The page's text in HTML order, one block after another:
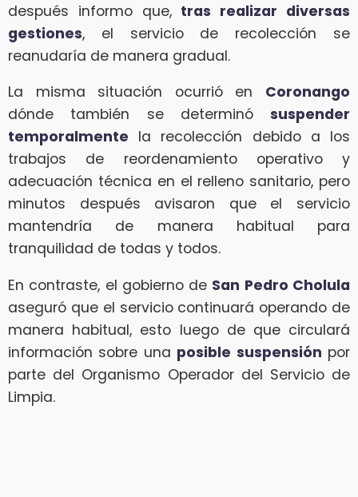
después informo que, tras realizar diversas
gestiones, el servicio de recolección se
reanudaría de manera gradual.
La misma situación ocurrió en Coronango
dónde también se determinó suspender
temporalmente la recolección debido a los
trabajos de reordenamiento operativo y
adecuación técnica en el relleno sanitario, pero
minutos después avisaron que el servicio
mantendría de manera habitual para
tranquilidad de todas y todos.
En contraste, el gobierno de San Pedro Cholula
aseguró que el servicio continuará operando de
manera habitual, esto luego de que circulará
información sobre una posible suspensión por
parte del Organismo Operador del Servicio de
Limpia.